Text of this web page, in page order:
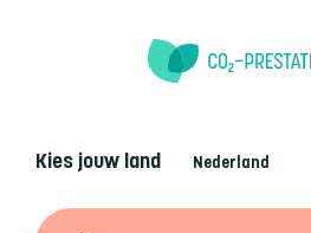
Kies jouw land